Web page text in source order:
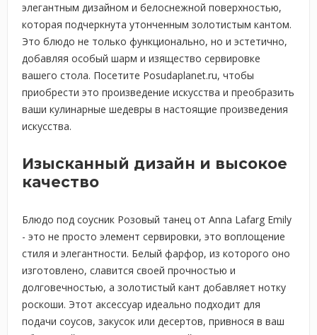
элегантным дизайном и белоснежной поверхностью,
которая подчеркнута утонченным золотистым кантом.
Это блюдо не только функционально, но и эстетично,
добавляя особый шарм и изящество сервировке
вашего стола. Посетите Posudaplanet.ru, чтобы
приобрести это произведение искусства и преобразить
ваши кулинарные шедевры в настоящие произведения
искусства.
Изысканный дизайн и высокое
качество
Блюдо под соусник Розовый танец от Anna Lafarg Emily
- это не просто элемент сервировки, это воплощение
стиля и элегантности. Белый фарфор, из которого оно
изготовлено, славится своей прочностью и
долговечностью, а золотистый кант добавляет нотку
роскоши. Этот аксессуар идеально подходит для
подачи соусов, закусок или десертов, привнося в ваш